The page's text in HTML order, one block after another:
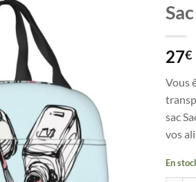
27€
Vous
sac
vos
En